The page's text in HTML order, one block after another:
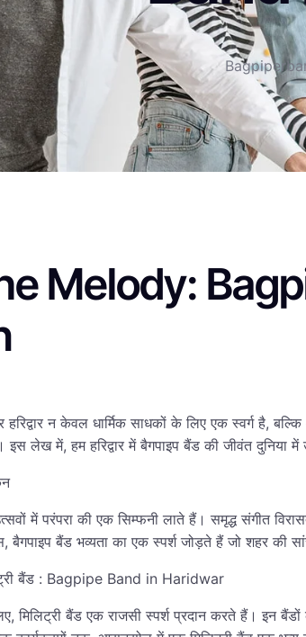
Melody:
हरिद्वार न केवल धार्मिक साधकों के लिए एक स्वर्ग है,
इस लेख में, हम हरिद्वार में बैगपाइप बैंड की जीवंत
में परंपरा की एक सिम्फनी लाते हैं। समृद्ध संगीत
बैगपाइप बैंड भव्यता का एक स्पर्श जोड़ते हैं जो शहर की
बैंड : Bagpipe Band in Haridwar
मिलिट्री बैंड एक राजसी स्पर्श प्रदान करते हैं। इन